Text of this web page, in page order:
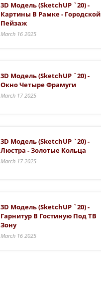
3D Модель (SketchUP `20) -
Картины В Рамке - Городской
Пейзаж
March 16 2025
3D Модель (SketchUP `20) -
Окно Четыре Фрамуги
March 17 2025
3D Модель (SketchUP `20) -
Люстра - Золотые Кольца
March 17 2025
3D Модель (SketchUP `20) -
Гарнитур В Гостиную Под ТВ
Зону
March 16 2025